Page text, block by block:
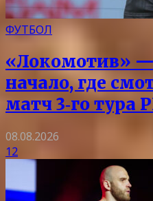
ФУТБОЛ
«Локомотив»
начало, где
матч 3‑го тура
08.08.2026
12